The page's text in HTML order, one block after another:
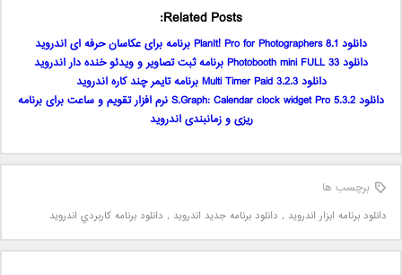
Related Posts:
دانلود PlanIt! Pro for Photographers 8.1 برنامه برای عکاسان حرفه ای اندروید
دانلود Photobooth mini FULL 33 برنامه ثبت تصاویر و ویدئو خنده دار اندروید
دانلود Multi Timer Paid 3.2.3 برنامه تایمر چند کاره اندروید
دانلود S.Graph: Calendar clock widget Pro 5.3.2 نرم افزار تقویم و ساعت برای برنامه
ریزی و زمانبندی اندروید
برچسب ها
دانلود برنامه ابزار اندرويد , دانلود برنامه جديد اندرويد , دانلود برنامه کاربردي اندرويد